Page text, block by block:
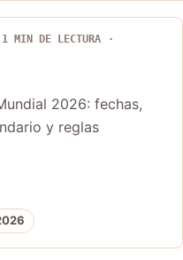
1 MIN DE LECTURA
2026: fechas,
y reglas